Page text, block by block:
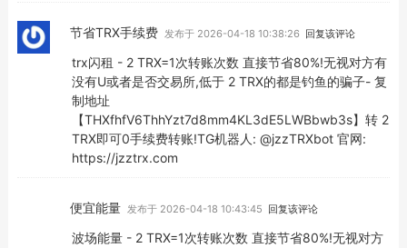
节省TRX手续费 发布于 2026-04-18 10:38:26 回复该评论
trx闪租 - 2 TRX=1次转账次数 直接节省80%!无视对方有
没有U或者是否交易所,低于 2 TRX的都是钓鱼的骗子- 复
制地址
【THXfhfV6ThhYzt7d8mm4KL3dE5LWBbwb3s】转 2
TRX即可0手续费转账!TG机器人: @jzzTRXbot 官网:
https://jzztrx.com
便宜能量 发布于 2026-04-18 10:43:45 回复该评论
波场能量 - 2 TRX=1次转账次数 直接节省80%!无视对方